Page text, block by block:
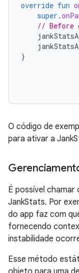
override fun
super .
// Before
}
O código de
para ativar a
É possível chamar
JankStats. Por
do app faz com
fornecendo
instabilidade
Esse método